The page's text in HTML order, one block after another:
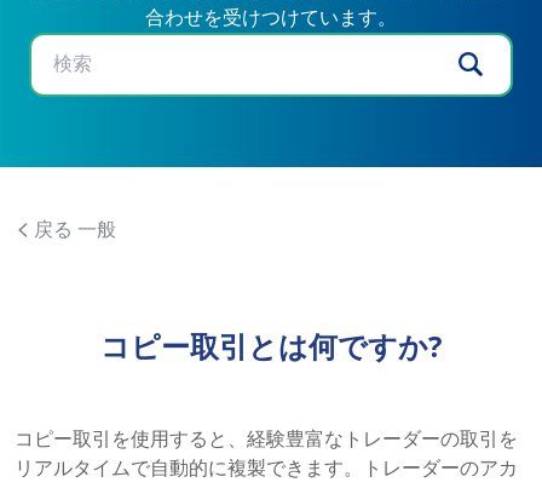
合わせを受けつけています。
戻る 一般
コピー取引とは何ですか?
コピー取引を使用すると、経験豊富なトレーダーの取引を
リアルタイムで自動的に複製できます。トレーダーのアカ